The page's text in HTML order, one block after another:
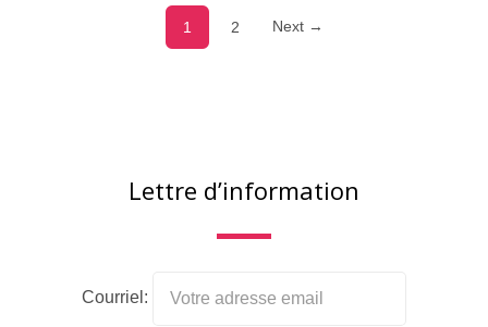
1 2 Next →
Lettre d’information
Courriel: